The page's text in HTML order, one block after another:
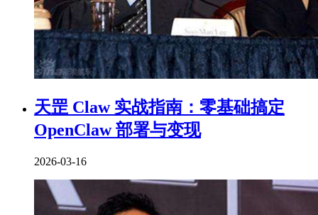
天罡 Claw 实战指南：零基础搞定
OpenClaw 部署与变现
2026-03-16